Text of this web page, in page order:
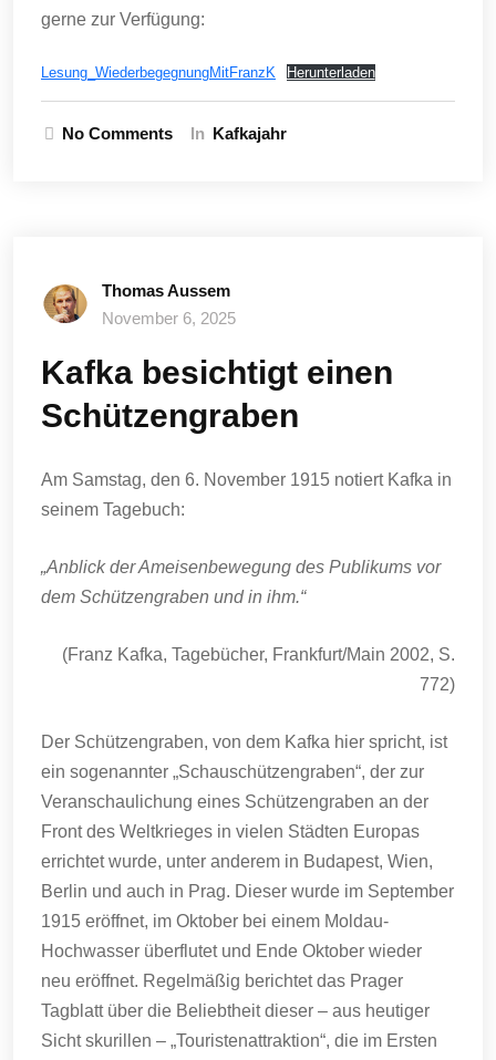
gerne zur Verfügung:
Lesung_WiederbegegnungMitFranzK Herunterladen
No Comments In Kafkajahr
Thomas Aussem
November 6, 2025
Kafka besichtigt einen
Schützengraben
Am Samstag, den 6. November 1915 notiert Kafka in
seinem Tagebuch:
„Anblick der Ameisenbewegung des Publikums vor
dem Schützengraben und in ihm.“
(Franz Kafka, Tagebücher, Frankfurt/Main 2002, S.
772)
Der Schützengraben, von dem Kafka hier spricht, ist
ein sogenannter „Schauschützengraben“, der zur
Veranschaulichung eines Schützengraben an der
Front des Weltkrieges in vielen Städten Europas
errichtet wurde, unter anderem in Budapest, Wien,
Berlin und auch in Prag. Dieser wurde im September
1915 eröffnet, im Oktober bei einem Moldau-
Hochwasser überflutet und Ende Oktober wieder
neu eröffnet. Regelmäßig berichtet das Prager
Tagblatt über die Beliebtheit dieser – aus heutiger
Sicht skurillen – „Touristenattraktion“, die im Ersten